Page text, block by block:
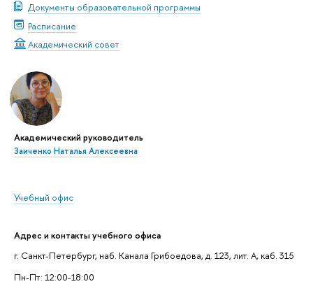
Документы образовательной программы
Расписание
Академический совет
Академический руководитель
Заиченко Наталья Алексеевна
Учебный офис
Адрес и контакты учебного офиса
г. Санкт-Петербург, наб. Канала Грибоедова, д. 123, лит. А, каб. 315
Пн-Пт: 12:00-18:00